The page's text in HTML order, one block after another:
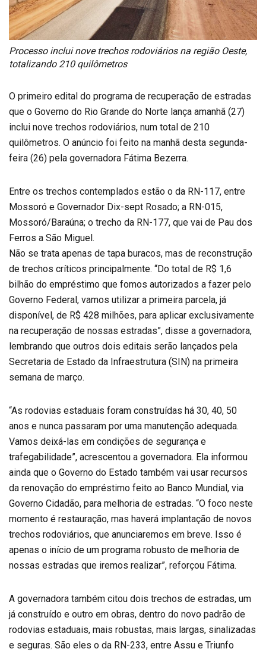
Processo inclui nove trechos rodoviários na região Oeste,
totalizando 210 quilômetros
O primeiro edital do programa de recuperação de estradas
que o Governo do Rio Grande do Norte lança amanhã (27)
inclui nove trechos rodoviários, num total de 210
quilômetros. O anúncio foi feito na manhã desta segunda-
feira (26) pela governadora Fátima Bezerra.
Entre os trechos contemplados estão o da RN-117, entre
Mossoró e Governador Dix-sept Rosado; a RN-015,
Mossoró/Baraúna; o trecho da RN-177, que vai de Pau dos
Ferros a São Miguel.
Não se trata apenas de tapa buracos, mas de reconstrução
de trechos críticos principalmente. “Do total de R$ 1,6
bilhão do empréstimo que fomos autorizados a fazer pelo
Governo Federal, vamos utilizar a primeira parcela, já
disponível, de R$ 428 milhões, para aplicar exclusivamente
na recuperação de nossas estradas”, disse a governadora,
lembrando que outros dois editais serão lançados pela
Secretaria de Estado da Infraestrutura (SIN) na primeira
semana de março.
“As rodovias estaduais foram construídas há 30, 40, 50
anos e nunca passaram por uma manutenção adequada.
Vamos deixá-las em condições de segurança e
trafegabilidade”, acrescentou a governadora. Ela informou
ainda que o Governo do Estado também vai usar recursos
da renovação do empréstimo feito ao Banco Mundial, via
Governo Cidadão, para melhoria de estradas. “O foco neste
momento é restauração, mas haverá implantação de novos
trechos rodoviários, que anunciaremos em breve. Isso é
apenas o início de um programa robusto de melhoria de
nossas estradas que iremos realizar”, reforçou Fátima.
A governadora também citou dois trechos de estradas, um
já construído e outro em obras, dentro do novo padrão de
rodovias estaduais, mais robustas, mais largas, sinalizadas
e seguras. São eles o da RN-233, entre Assu e Triunfo